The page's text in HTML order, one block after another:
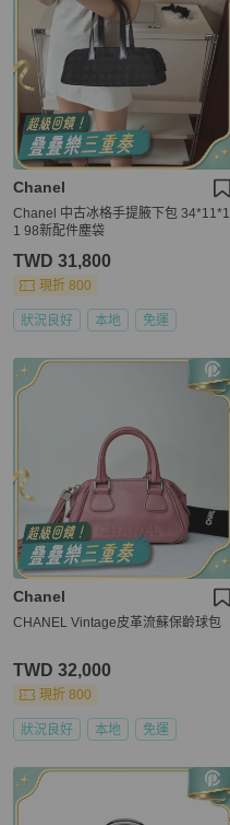
Chanel
Chanel 中古冰格手提腋下包 34*11*1
1 98新配件塵袋
TWD 31,800
現折 800
狀況良好 本地 免運
Chanel
CHANEL Vintage皮革流蘇保齡球包
TWD 32,000
現折 800
狀況良好 本地 免運